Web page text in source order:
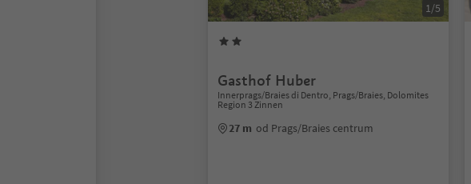
1/5
Gasthof Huber
Innerprags/Braies di Dentro, Prags/Braies, Dolomites
Region 3 Zinnen
27 m od Prags/Braies centrum